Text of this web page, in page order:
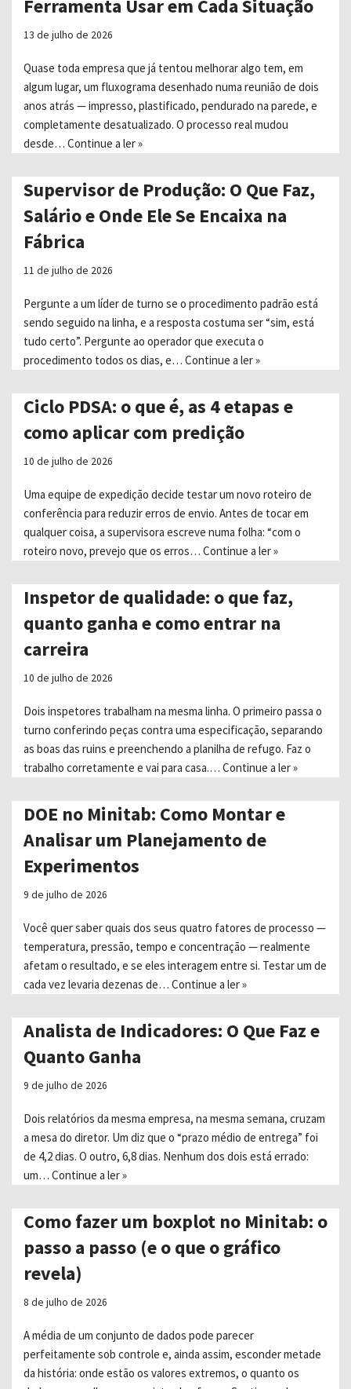
Ferramenta Usar em Cada Situação
13 de julho de 2026
Quase toda empresa que já tentou melhorar algo tem, em
algum lugar, um fluxograma desenhado numa reunião de dois
anos atrás — impresso, plastificado, pendurado na parede, e
completamente desatualizado. O processo real mudou
desde… Continue a ler »
Supervisor de Produção: O Que Faz,
Salário e Onde Ele Se Encaixa na
Fábrica
11 de julho de 2026
Pergunte a um líder de turno se o procedimento padrão está
sendo seguido na linha, e a resposta costuma ser “sim, está
tudo certo”. Pergunte ao operador que executa o
procedimento todos os dias, e… Continue a ler »
Ciclo PDSA: o que é, as 4 etapas e
como aplicar com predição
10 de julho de 2026
Uma equipe de expedição decide testar um novo roteiro de
conferência para reduzir erros de envio. Antes de tocar em
qualquer coisa, a supervisora escreve numa folha: “com o
roteiro novo, prevejo que os erros… Continue a ler »
Inspetor de qualidade: o que faz,
quanto ganha e como entrar na
carreira
10 de julho de 2026
Dois inspetores trabalham na mesma linha. O primeiro passa o
turno conferindo peças contra uma especificação, separando
as boas das ruins e preenchendo a planilha de refugo. Faz o
trabalho corretamente e vai para casa.… Continue a ler »
DOE no Minitab: Como Montar e
Analisar um Planejamento de
Experimentos
9 de julho de 2026
Você quer saber quais dos seus quatro fatores de processo —
temperatura, pressão, tempo e concentração — realmente
afetam o resultado, e se eles interagem entre si. Testar um de
cada vez levaria dezenas de… Continue a ler »
Analista de Indicadores: O Que Faz e
Quanto Ganha
9 de julho de 2026
Dois relatórios da mesma empresa, na mesma semana, cruzam
a mesa do diretor. Um diz que o “prazo médio de entrega” foi
de 4,2 dias. O outro, 6,8 dias. Nenhum dos dois está errado:
um… Continue a ler »
Como fazer um boxplot no Minitab: o
passo a passo (e o que o gráfico
revela)
8 de julho de 2026
A média de um conjunto de dados pode parecer
perfeitamente sob controle e, ainda assim, esconder metade
da história: onde estão os valores extremos, o quanto os